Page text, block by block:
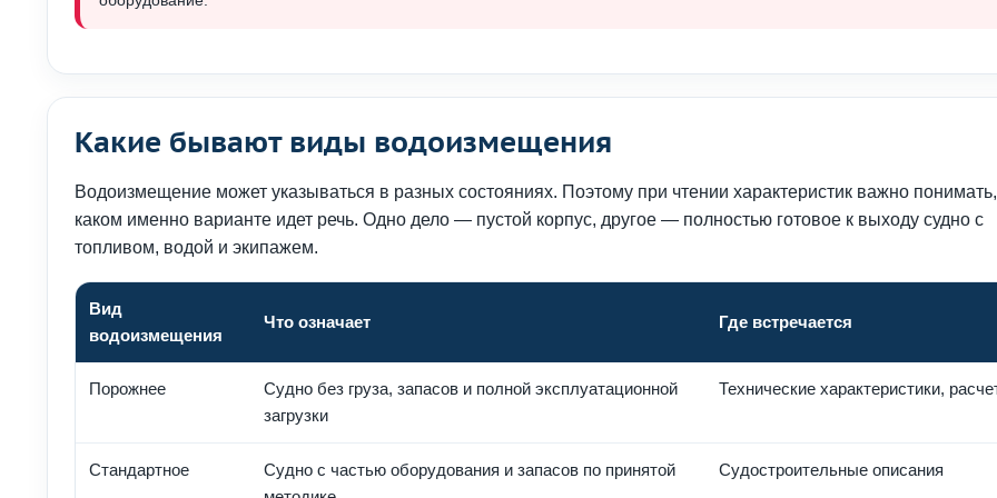
Какие бывают виды водоизмещения
Водоизмещение может указываться в разных состояниях. Поэтому при чтении характеристик важно
каком именно варианте идет речь. Одно дело — пустой корпус, другое — полностью готовое к выходу судно с
топливом, водой и экипажем.
Вид
водоизмещения
Что означает Где встречается
Порожнее
Судно без груза, запасов и полной эксплуатационной
загрузки
Технические характеристики,
Стандартное
Судно с частью оборудования и запасов по принятой
Судостроительные описания